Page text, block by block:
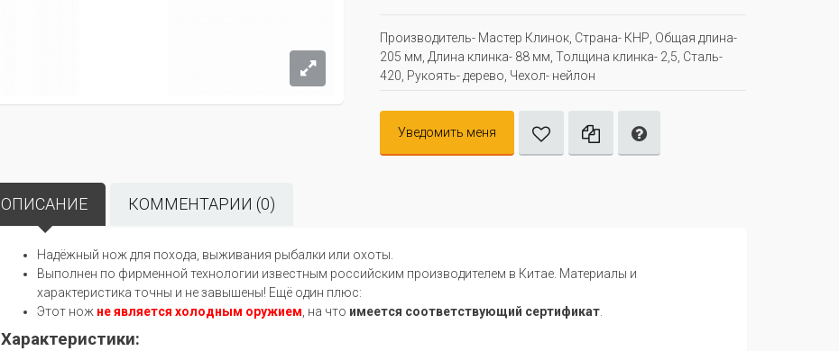
Производитель- Мастер Клинок, Страна- КНР, Oбщая длина-
205 мм, Длина клинка- 88 мм, Толщина клинка- 2,5, Сталь-
420, Рукоять- дерево, Чехол- нейлон
Уведомить меня
ОПИСАНИЕ КОММЕНТАРИИ (0)
Надёжный нож для похода, выживания рыбалки или охоты.
Выполнен по фирменной технологии известным российским производителем в Китае. Материалы и
характеристика точны и не завышены! Ещё один плюс:
Этот нож не является холодным оружием, на что имеется соответствующий сертификат.
Характеристики: